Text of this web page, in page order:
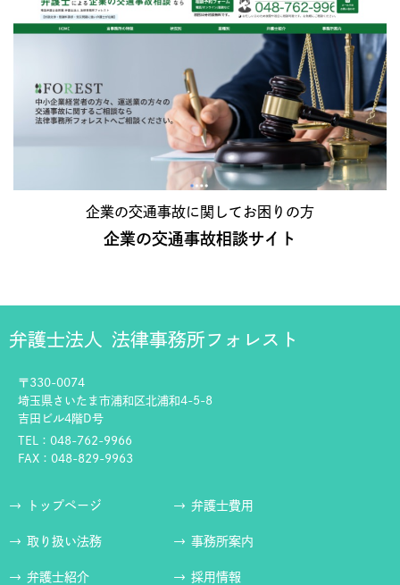
企業の交通事故に関してお困りの方
企業の交通事故相談サイト
弁護士法人 法律事務所フォレスト
〒330-0074
埼玉県さいたま市浦和区北浦和4-5-8
吉田ビル4階D号
TEL：048-762-9966
FAX：048-829-9963
トップページ
取り扱い法務
弁護士紹介
弁護士費用
事務所案内
採用情報